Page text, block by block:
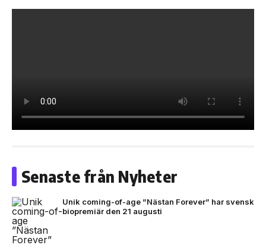
Senaste från Nyheter
Unik coming-of-age ”Nästan Forever” har svensk
biopremiär den 21 augusti